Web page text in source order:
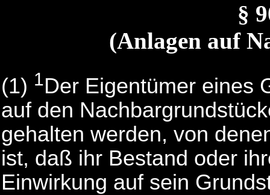
§
(Anlagen auf
(1) 1Der Eigentümer eines
auf den
gehalten werden, von
ist, daß ihr Bestand oder
Einwirkung auf sein